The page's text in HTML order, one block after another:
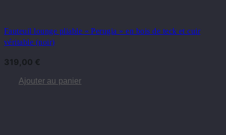
Fauteuil lounge pliable « Perugia » en bois de teck et cuir
véritable (noir)
319,00 €
Ajouter au panier